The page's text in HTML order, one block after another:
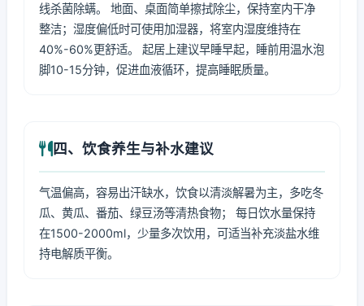
线杀菌除螨。 地面、桌面简单擦拭除尘，保持室内干净
整洁；湿度偏低时可使用加湿器，将室内湿度维持在
40%-60%更舒适。 起居上建议早睡早起，睡前用温水泡
脚10-15分钟，促进血液循环，提高睡眠质量。
四、饮食养生与补水建议
气温偏高，容易出汗缺水，饮食以清淡解暑为主，多吃冬
瓜、黄瓜、番茄、绿豆汤等清热食物； 每日饮水量保持
在1500-2000ml，少量多次饮用，可适当补充淡盐水维
持电解质平衡。